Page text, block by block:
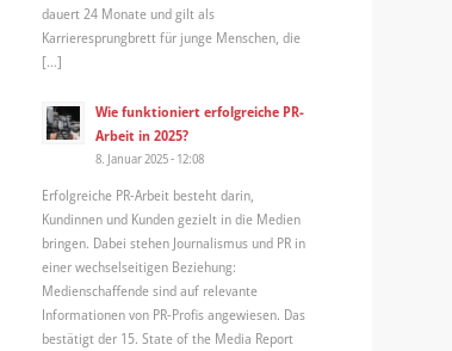
dauert 24 Monate und gilt als
Karrieresprungbrett für junge Menschen, die
[…]
Wie funktioniert erfolgreiche PR-
Arbeit in 2025?
8. Januar 2025 - 12:08
Erfolgreiche PR-Arbeit besteht darin,
Kundinnen und Kunden gezielt in die Medien
bringen. Dabei stehen Journalismus und PR in
einer wechselseitigen Beziehung:
Medienschaffende sind auf relevante
Informationen von PR-Profis angewiesen. Das
bestätigt der 15. State of the Media Report